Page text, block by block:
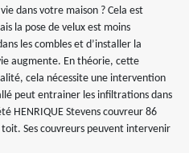
dans votre maison ? Cela est
la pose de velux est moins
les combles et d’installer la
augmente. En théorie, cette
cela nécessite une intervention
peut entrainer les infiltrations dans
HENRIQUE Stevens couvreur 86
Ses couvreurs peuvent intervenir